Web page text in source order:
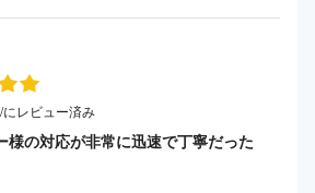
レビュー済み
様の対応が非常に迅速で丁寧だった